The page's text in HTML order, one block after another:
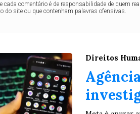
cada comentário é de responsabilidade de quem
do site ou que contenham palavras ofensivas.
Direitos